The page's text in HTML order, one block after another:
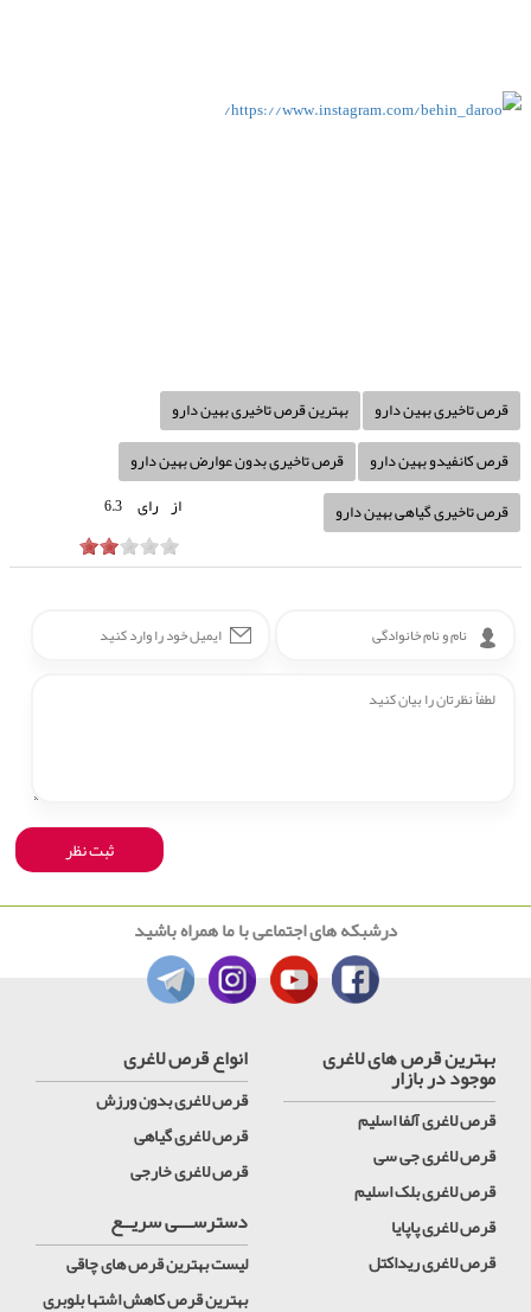
قرص تاخیری بهین دارو بهترین قرص تاخیری بهین دارو
قرص تاخیری گیاهی بهین دارو
قرص تاخیری بدون عوارض بهین دارو
قرص کانفیدو بهین دارو
از رای 6.3
درشبکه های اجتماعی با ما همراه باشید
بهترین قرص های لاغری
موجود در بازار
قرص لاغری آلفا اسلیم
قرص لاغری جی سی
قرص لاغری بلک اسلیم
قرص لاغری پاپایا
قرص لاغری ریداکتل
انواع قرص لاغری
قرص لاغری بدون ورزش
قرص لاغری گیاهی
قرص لاغری خارجی
دسترســـی سریــع
لیست بهترین قرص های چاقی
بهترین قرص کاهش اشتها بلوبری